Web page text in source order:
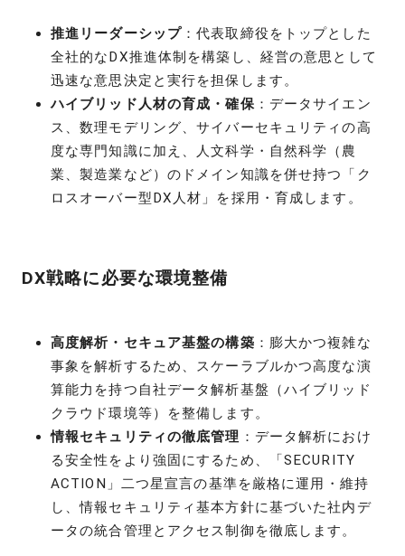
推進リーダーシップ ：代表取締役をトップとした
全社的なDX推進体制を構築し、経営の意思として
迅速な意思決定と実行を担保します。
ハイブリッド人材の育成・確保：データサイエン
ス、数理モデリング、サイバーセキュリティの高
度な専門知識に加え、人文科学・自然科学（農
業、製造業など）のドメイン知識を併せ持つ「ク
ロスオーバー型DX人材」を採用・育成します。
DX戦略に必要な環境整備
高度解析・セキュア基盤の構築 ：膨大かつ複雑な
事象を解析するため、スケーラブルかつ高度な演
算能力を持つ自社データ解析基盤（ハイブリッド
クラウド環境等）を整備します。
情報セキュリティの徹底管理 ：データ解析におけ
る安全性をより強固にするため、「SECURITY
ACTION」二つ星宣言の基準を厳格に運用・維持
し、情報セキュリティ基本方針に基づいた社内デ
ータの統合管理とアクセス制御を徹底します。